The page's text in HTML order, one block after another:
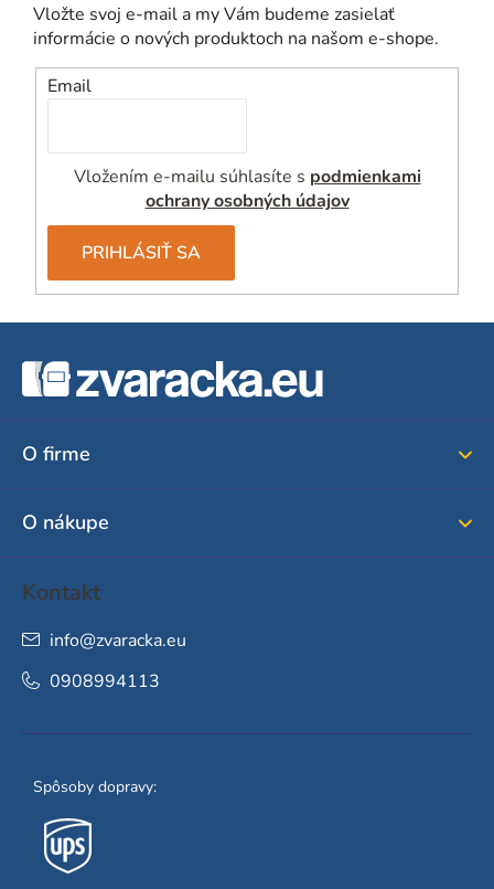
Vložte svoj e-mail a my Vám budeme zasielať
informácie o nových produktoch na našom e-shope.
Email
Vložením e-mailu súhlasíte s podmienkami
ochrany osobných údajov
PRIHLÁSIŤ SA
O firme
O nákupe
Kontakt
info@zvaracka.eu
0908994113
Spôsoby dopravy: